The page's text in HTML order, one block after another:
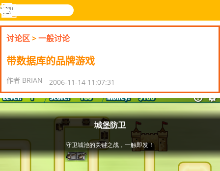
乐和游
搜
寻
登入
功
能
讨论区>一般讨论
带数据库的品牌游戏
作者 BRIAN 2006-11-14 11:07:31